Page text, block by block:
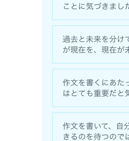
ことに気づきまし
過去と未来を分け
が現在を、現在が
作文を書くにあた
はとても重要だと
作文を書いて、自
きるのを待つので